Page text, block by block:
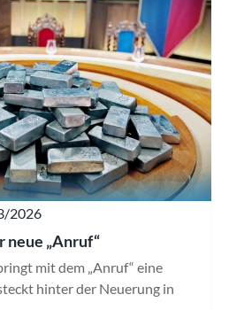
2026
„Anruf“
mit dem „Anruf“ eine
hinter der Neuerung in